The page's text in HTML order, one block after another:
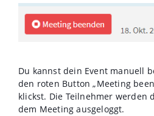
Du kannst dein Event manuell
den roten Button „Meeting
klickst. Die Teilnehmer werden
dem Meeting ausgeloggt.